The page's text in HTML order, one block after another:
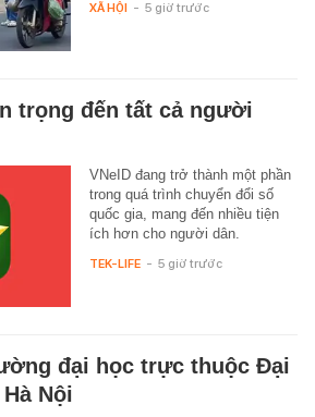
XÃ HỘI - 5 giờ trước
trọng đến tất cả người
VNeID đang trở thành một phần
trong quá trình chuyển đổi số
quốc gia, mang đến nhiều tiện
ích hơn cho người dân.
TEK-LIFE - 5 giờ trước
đại học trực thuộc Đại
Nội